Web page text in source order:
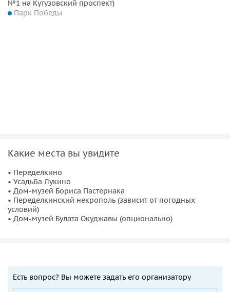
№1 на Кутузовский проспект)
Парк Победы
Какие места вы увидите
• Переделкино
• Усадьба Лукино
• Дом-музей Бориса Пастернака
• Переделкинский некрополь (зависит от погодных
условий)
• Дом-музей Булата Окуджавы (опционально)
Есть вопрос? Вы можете задать его организатору